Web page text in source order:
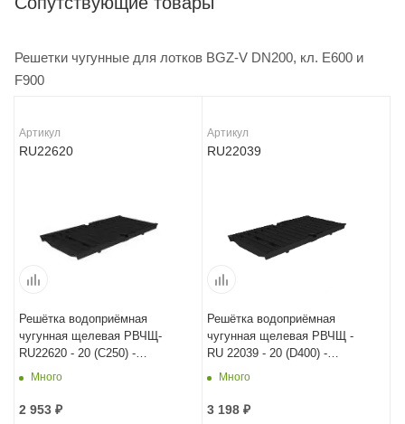
Решетки чугунные для лотков BGZ-V DN200, кл. E600 и
F900
Артикул
RU22620
Решётка водоприёмная
чугунная щелевая РВЧЩ-
RU22620 - 20 (C250) -
50x24,7x2,5 - 1,8/22
Много
2 953 ₽
Артикул
RU22039
Решётка водоприёмная
чугунная щелевая РВЧЩ -
RU 22039 - 20 (D400) -
50x24,7x2,5 - 1,8/22
Много
3 198 ₽